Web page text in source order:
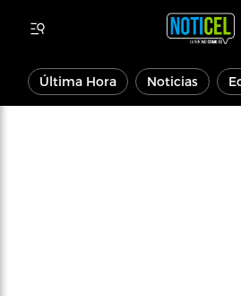
Última Hora Noticias